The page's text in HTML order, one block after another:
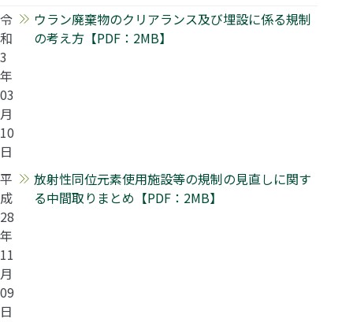
令
和
3
年
03
月
10
日
ウラン廃棄物のクリアランス及び埋設に係る規制
の考え方【PDF：2MB】
平
成
28
年
11
月
09
日
放射性同位元素使用施設等の規制の見直しに関す
る中間取りまとめ【PDF：2MB】